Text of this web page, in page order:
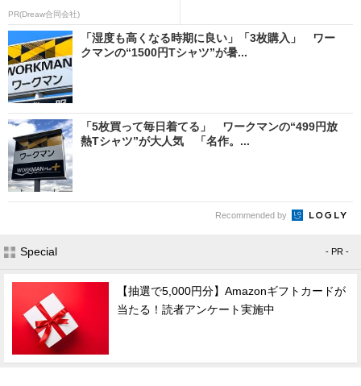
PR(Dreaw合同会社)
「湿度も高くなる時期に良い」「3枚購入」 ワー
クマンの“1500円Tシャツ”が暑...
「5枚買って毎日着てる」 ワークマンの“499円放
熱Tシャツ”が大人気 「名作。...
Recommended by
Special - PR -
【抽選で5,000円分】Amazonギフトカードが
当たる！読者アンケート実施中